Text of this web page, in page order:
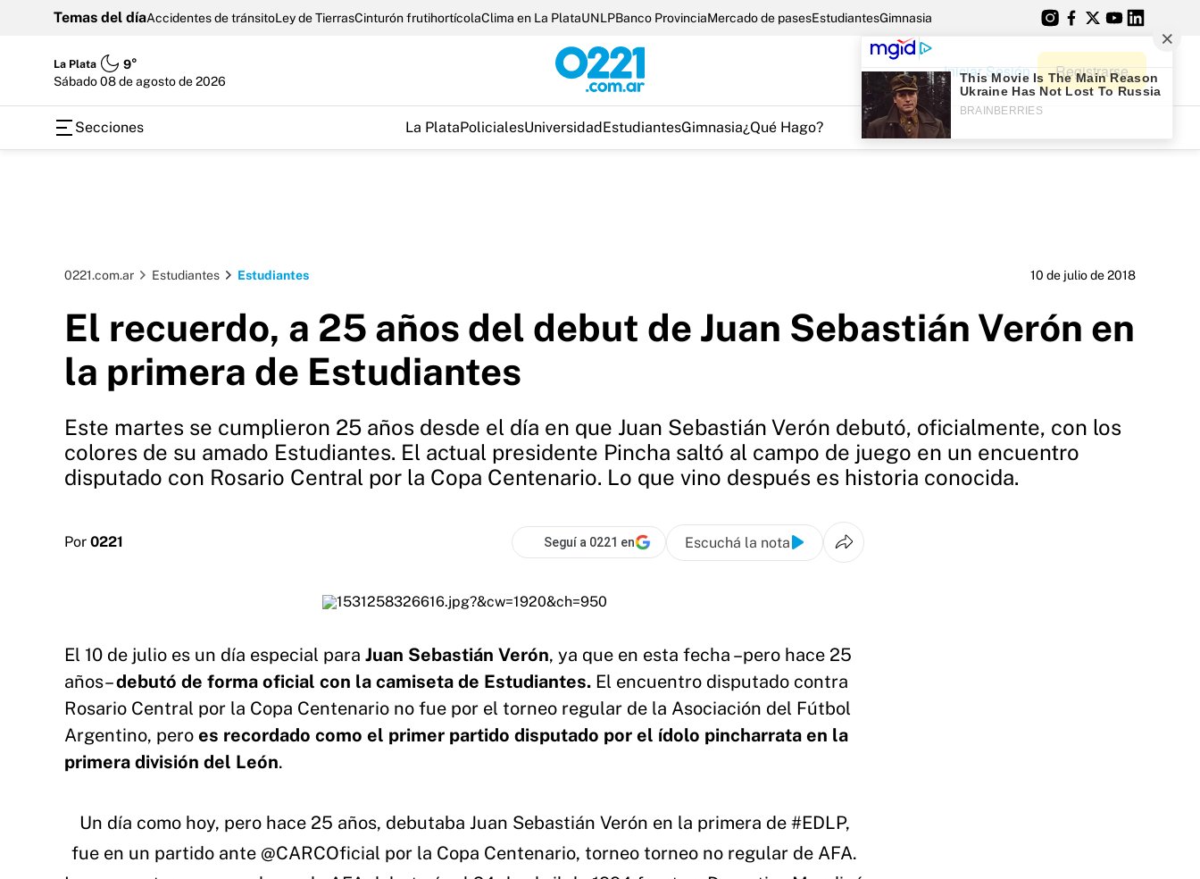
Temas del díaAccidentes de tránsitoLey de TierrasCinturón frutihortícolaClima en La PlataUNLPBanco ProvinciaMercado de pasesEstudiantesGimnasia
La Plata
9°
sábado 08 de agosto de 2026
Iniciar Sesión Registrarse
Secciones La PlataPolicialesUniversidadEstudiantesGimnasia¿Qué Hago?
0221.com.ar Estudiantes Estudiantes 10 de julio de 2018
El recuerdo, a 25 años del debut de Juan Sebastián Verón en
la primera de Estudiantes
Este martes se cumplieron 25 años desde el día en que Juan Sebastián Verón debutó, oficialmente, con los
colores de su amado Estudiantes. El actual presidente Pincha saltó al campo de juego en un encuentro
disputado con Rosario Central por la Copa Centenario. Lo que vino después es historia conocida.
Por 0221 Seguí a 0221 en Escuchá la nota
El 10 de julio es un día especial para Juan Sebastián Verón, ya que en esta fecha –pero hace 25
años–debutó de forma oficial con la camiseta de Estudiantes. El encuentro disputado contra
Rosario Central por la Copa Centenario no fue por el torneo regular de la Asociación del Fútbol
Argentino, pero es recordado como el primer partido disputado por el ídolo pincharrata en la
primera división del León.
Un día como hoy, pero hace 25 años, debutaba Juan Sebastián Verón en la primera de #EDLP,
fue en un partido ante @CARCOficial por la Copa Centenario, torneo torneo no regular de AFA.